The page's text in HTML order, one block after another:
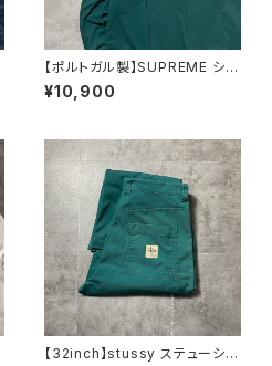
【ポルトガル製】SUPREME シュ
プリーム 刺繍ワンポイント
グリーン Tシャツ ロンT
¥10,900
【32inch】stussy ステューシ